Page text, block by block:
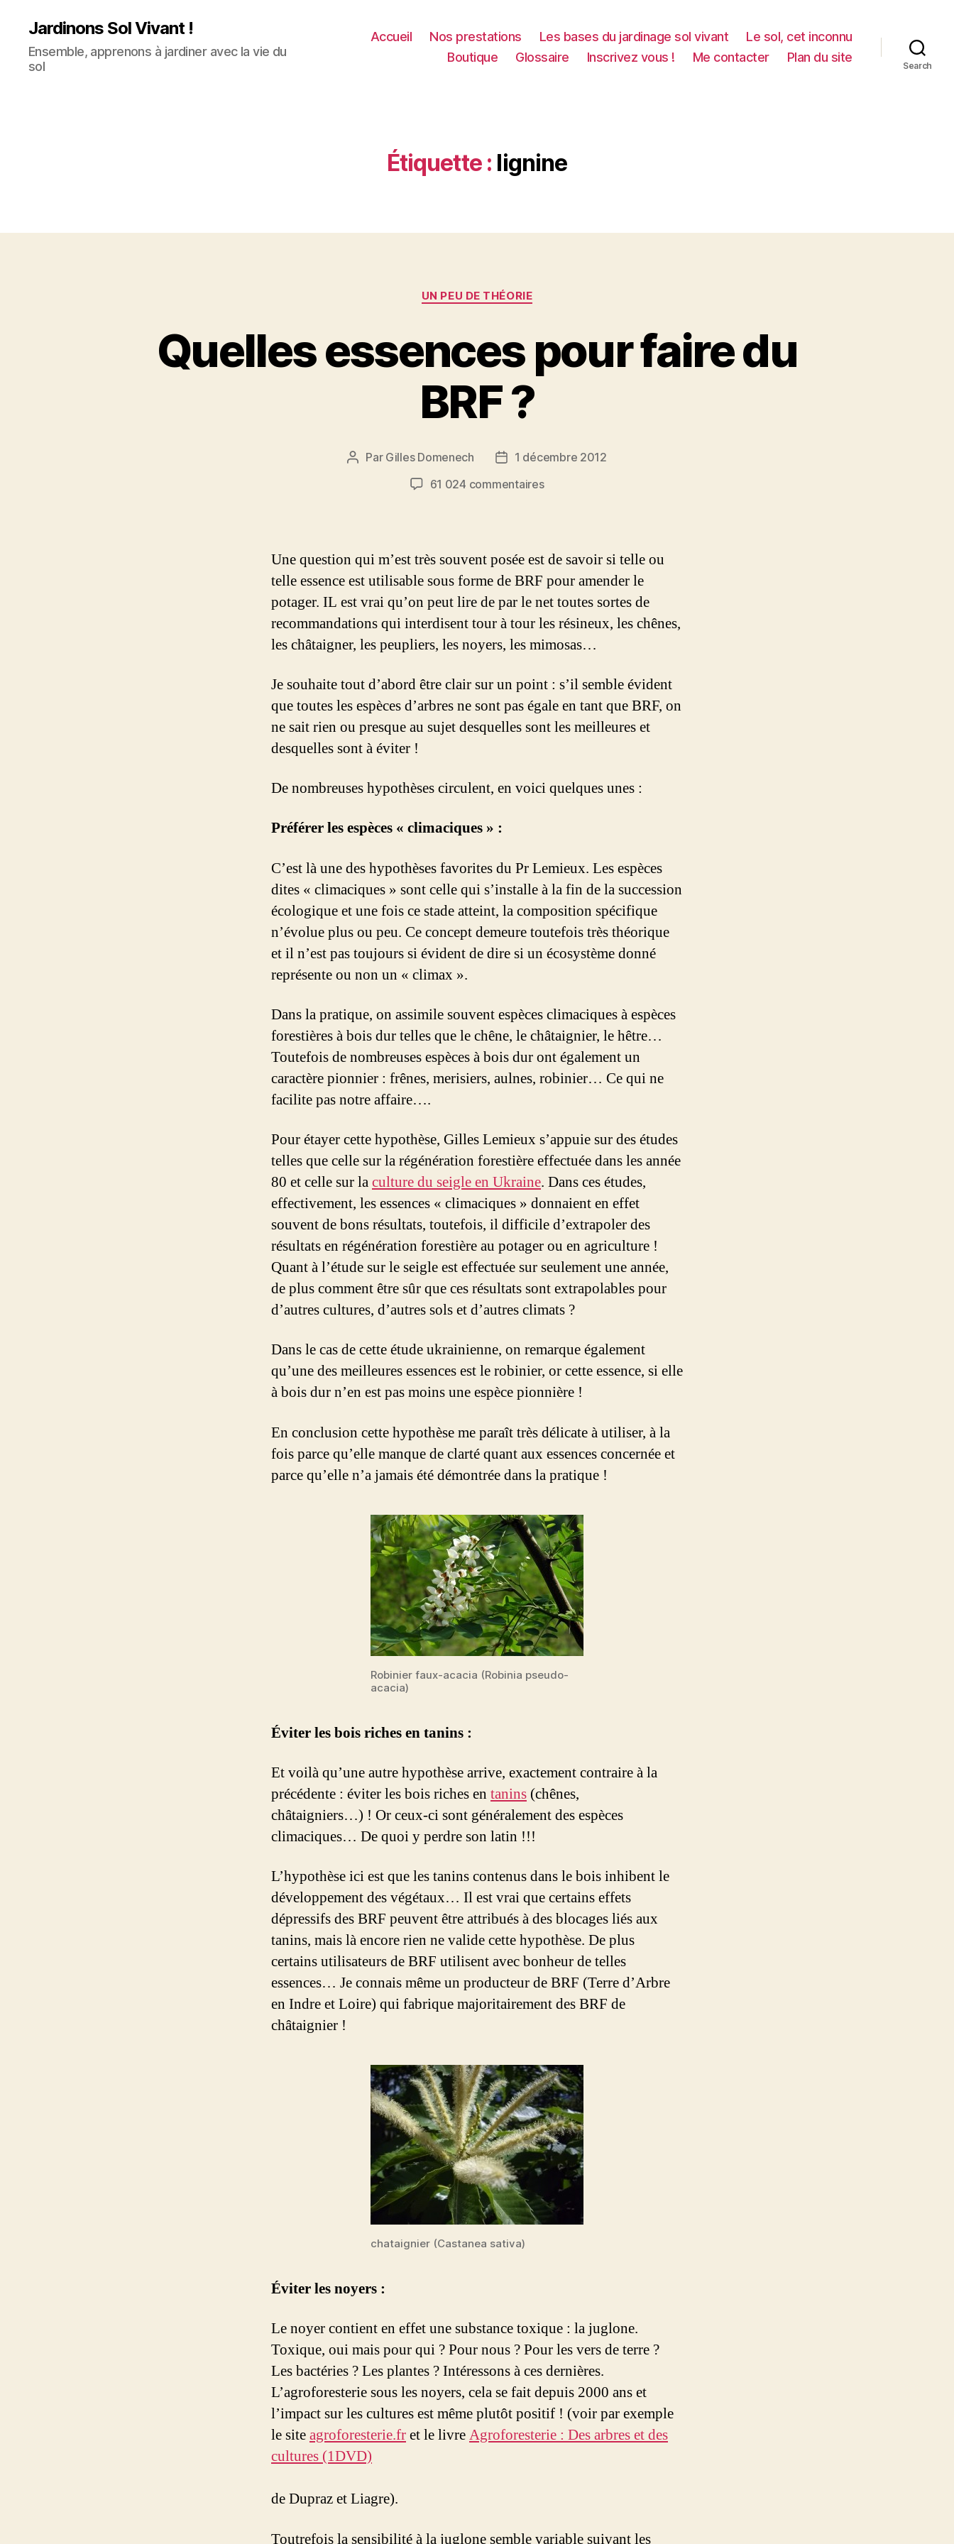
Jardinons Sol Vivant !
Ensemble, apprenons à jardiner avec la vie du
sol
Accueil Nos prestations Les bases du jardinage sol vivant
Le sol, cet inconnu
Boutique
Glossaire Inscrivez vous ! Me contacter Plan du site
Search
Étiquette : lignine
Catégories
UN PEU DE THÉORIE
Quelles essences pour faire du
BRF ?
Auteur
Par Gilles Domenech
Date
l’article
1 décembre 2012
61 024 commentairessur
faire
du
BRF
?
Une question qui m’est très souvent posée est de savoir si telle ou
telle essence est utilisable sous forme de BRF pour amender le
potager. IL est vrai qu’on peut lire de par le net toutes sortes de
recommandations qui interdisent tour à tour les résineux, les chênes,
les châtaigner, les peupliers, les noyers, les mimosas…
Je souhaite tout d’abord être clair sur un point : s’il semble évident
que toutes les espèces d’arbres ne sont pas égale en tant que BRF, on
ne sait rien ou presque au sujet desquelles sont les meilleures et
desquelles sont à éviter !
De nombreuses hypothèses circulent, en voici quelques unes :
Préférer les espèces « climaciques » :
C’est là une des hypothèses favorites du Pr Lemieux. Les espèces
dites « climaciques » sont celle qui s’installe à la fin de la succession
écologique et une fois ce stade atteint, la composition spécifique
n’évolue plus ou peu. Ce concept demeure toutefois très théorique
et il n’est pas toujours si évident de dire si un écosystème donné
représente ou non un « climax ».
Dans la pratique, on assimile souvent espèces climaciques à espèces
forestières à bois dur telles que le chêne, le châtaignier, le hêtre…
Toutefois de nombreuses espèces à bois dur ont également un
caractère pionnier : frênes, merisiers, aulnes, robinier… Ce qui ne
facilite pas notre affaire….
Pour étayer cette hypothèse, Gilles Lemieux s’appuie sur des études
telles que celle sur la régénération forestière effectuée dans les année
80 et celle sur laculture du seigle en Ukraine. Dans ces études,
effectivement, les essences « climaciques » donnaient en effet
souvent de bons résultats, toutefois, il difficile d’extrapoler des
résultats en régénération forestière au potager ou en agriculture !
Quant à l’étude sur le seigle est effectuée sur seulement une année,
de plus comment être sûr que ces résultats sont extrapolables pour
d’autres cultures, d’autres sols et d’autres climats ?
Dans le cas de cette étude ukrainienne, on remarque également
qu’une des meilleures essences est le robinier, or cette essence, si elle
à bois dur n’en est pas moins une espèce pionnière !
En conclusion cette hypothèse me paraît très délicate à utiliser, à la
fois parce qu’elle manque de clarté quant aux essences concernée et
parce qu’elle n’a jamais été démontrée dans la pratique !
Robinier faux-acacia (Robinia pseudo-
acacia)
Éviter les bois riches en tanins :
Et voilà qu’une autre hypothèse arrive, exactement contraire à la
précédente : éviter les bois riches en tanins (chênes,
châtaigniers…) ! Or ceux-ci sont généralement des espèces
climaciques… De quoi y perdre son latin !!!
L’hypothèse ici est que les tanins contenus dans le bois inhibent le
développement des végétaux… Il est vrai que certains effets
dépressifs des BRF peuvent être attribués à des blocages liés aux
tanins, mais là encore rien ne valide cette hypothèse. De plus
certains utilisateurs de BRF utilisent avec bonheur de telles
essences… Je connais même un producteur de BRF (Terre d’Arbre
en Indre et Loire) qui fabrique majoritairement des BRF de
châtaignier !
chataignier (Castanea sativa)
Éviter les noyers :
Le noyer contient en effet une substance toxique : la juglone.
Toxique, oui mais pour qui ? Pour nous ? Pour les vers de terre ?
Les bactéries ? Les plantes ? Intéressons à ces dernières.
L’agroforesterie sous les noyers, cela se fait depuis 2000 ans et
l’impact sur les cultures est même plutôt positif ! (voir par exemple
le siteagroforesterie.fret le livreAgroforesterie : Des arbres et des
cultures (1DVD)
de Dupraz et Liagre).
Toutrefois la sensibilité à la juglone semble variable suivant les